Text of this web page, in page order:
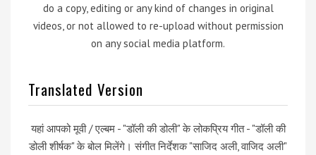
do a copy, editing or any kind of changes in original
videos, or not allowed to re-upload without permission
on any social media platform.
Translated Version
यहां आपको मूवी / एल्बम - "डॉली की डोली" के लोकप्रिय गीत - "डॉली की
डोली शीर्षक" के बोल मिलेंगे। संगीत निर्देशक "साजिद अली, वाजिद अली"